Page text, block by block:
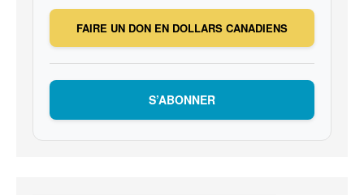
FAIRE UN DON EN DOLLARS CANADIENS
S’ABONNER